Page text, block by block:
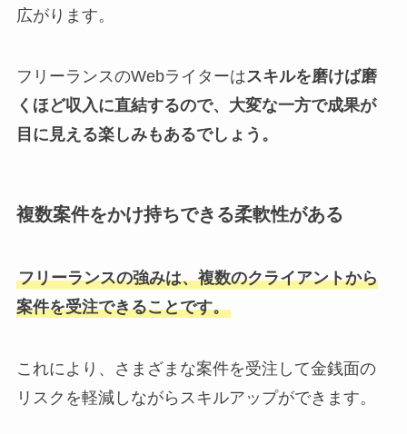
広がります。
フリーランスのWebライターはスキルを磨けば磨
くほど収入に直結するので、大変な一方で成果が
目に見える楽しみもあるでしょう。
複数案件をかけ持ちできる柔軟性がある
フリーランスの強みは、複数のクライアントから
案件を受注できることです。
これにより、さまざまな案件を受注して金銭面の
リスクを軽減しながらスキルアップができます。